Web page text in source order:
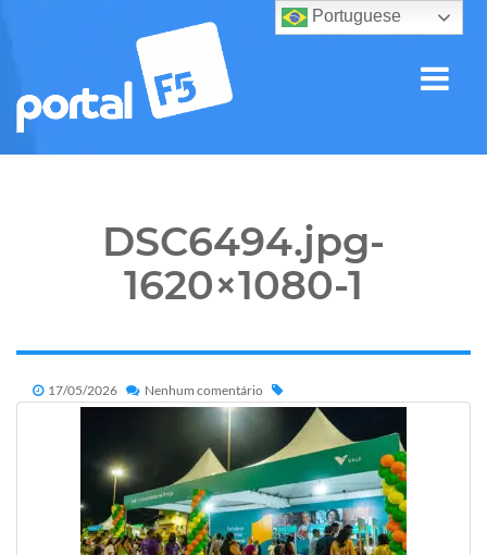
DSC6494.jpg-
1620×1080-1
17/05/2026 Nenhum comentário
Portuguese